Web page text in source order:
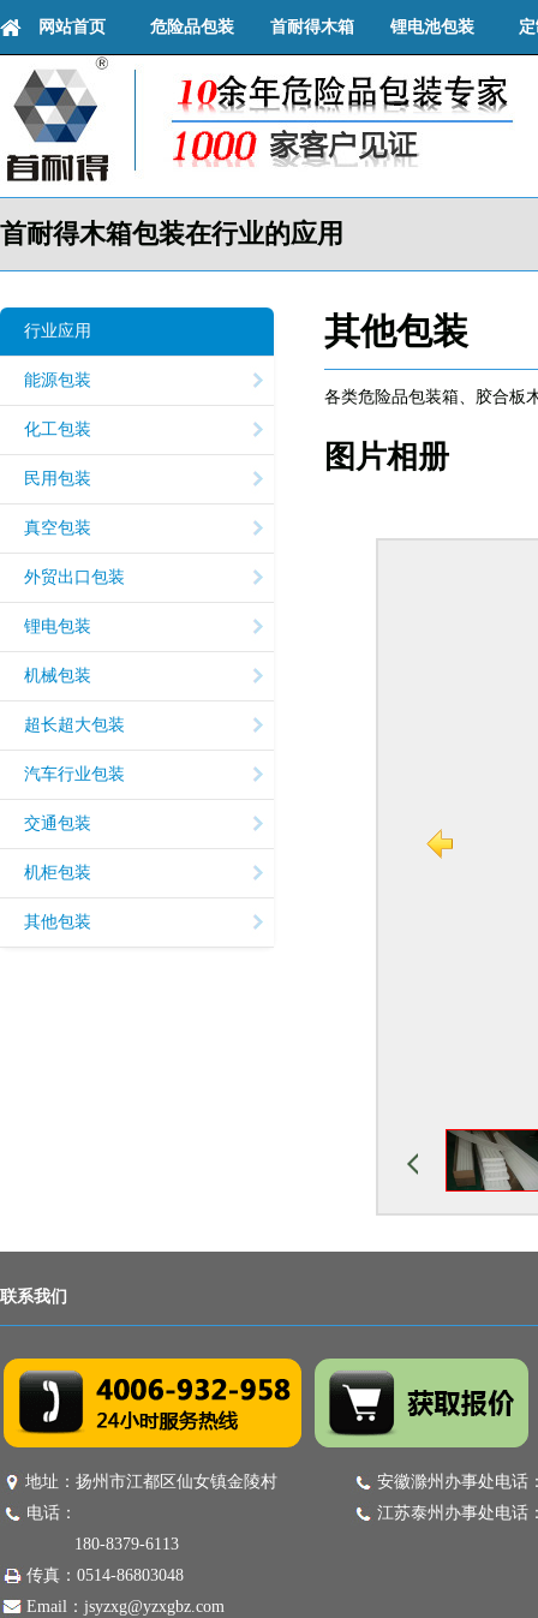
网站首页 危险品包装 首耐得木箱 锂电池包装
首耐得木箱包装在行业的应用
行业应用
能源包装
化工包装
民用包装
真空包装
外贸出口包装
锂电包装
机械包装
超长超大包装
汽车行业包装
交通包装
机柜包装
其他包装
其他包装
各类危险品包装箱、胶合板
图片相册
联系我们
地址：扬州市江都区仙女镇金陵村
电话：
180-8379-6113
传真：0514-86803048
Email：jsyzxg@yzxgbz.com
安徽滁州办事处电话
江苏泰州办事处电话